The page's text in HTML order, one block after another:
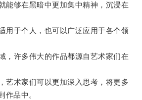
够在黑暗中更加集中精神，沉浸在
于个人，也可以广泛应用于各个领
许多伟大的作品都源自艺术家们在
术家们可以更加深入思考，将更多
作品中。